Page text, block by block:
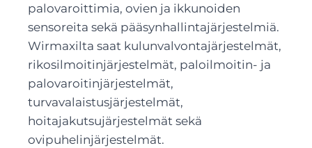
palovaroittimia, ovien ja ikkunoiden
sensoreita sekä pääsynhallintajärjestelmiä.
Wirmaxilta saat kulunvalvontajärjestelmät,
rikosilmoitinjärjestelmät, paloilmoitin- ja
palovaroitinjärjestelmät,
turvavalaistusjärjestelmät,
hoitajakutsujärjestelmät sekä
ovipuhelinjärjestelmät.